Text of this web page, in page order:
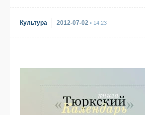
Культура 2012-07-02 • 14:23